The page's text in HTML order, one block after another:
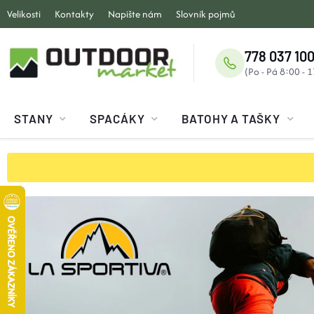
Přejít
na
obsah
Velikosti Kontakty Napište nám Slovník pojmů
778 037
STANY SPACÁKY BATOHY A TAŠKY
O
U
T